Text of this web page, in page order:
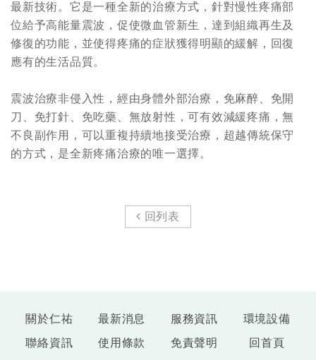
最新技術。它是一種全新的治療方式，針對慢性疼痛部
位給予高能量震波，促使微血管新生，達到組織再生及
修復的功能，並使得疼痛的症狀獲得明顯的緩解，回復
應有的生活品質。
震波治療非侵入性，經由身體外部治療，免麻醉、免開
刀、免打針、免吃藥、無放射性，可有效減緩疼痛，無
不良副作用，可以重複持續地接受治療，超越傳統保守
的方式，是全新疼痛治療的唯一選擇。
回列表
關於仁祐 最新消息 服務資訊
環境設備
聯絡資訊
使用條款 免責聲明 回首頁